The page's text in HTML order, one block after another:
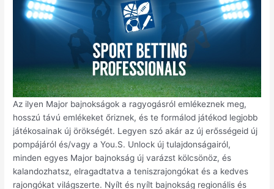
Az ilyen Major bajnokságok a ragyogásról emlékeznek meg,
hosszú távú emlékeket őriznek, és te formálod játékod legjobb
játékosainak új örökségét. Legyen szó akár az új erősségeid új
pompájáról és/vagy a You.S. Unlock új tulajdonságairól,
minden egyes Major bajnokság új varázst kölcsönöz, és
kalandozhatsz, elragadtatva a teniszrajongókat és a kedves
rajongókat világszerte. Nyílt és nyílt bajnokság regionális és